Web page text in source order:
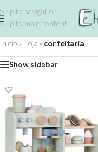
Skip to navigation
Skip to main content
Início » Loja » confeitaria
Show sidebar